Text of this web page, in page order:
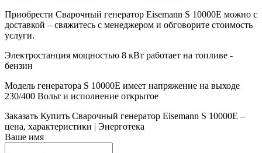
Приобрести Сварочный генератор Eisemann S 10000E можно с
доставкой – свяжитесь с менеджером и обговорите стоимость
услуги.
Электростанция мощностью 8 кВт работает на топливе -
бензин
Модель генератора S 10000E имеет напряжение на выходе
230/400 Вольт и исполнение открытое
Заказать Купить Сварочный генератор Eisemann S 10000E –
цена, характеристики | Энерготека
Ваше имя